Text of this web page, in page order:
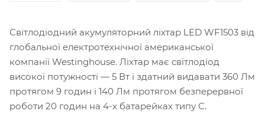
Світлодіодний акумуляторний ліхтар LED WF1503 від
глобальної електротехнічної американської
компанії Westinghousе. Ліхтар має світлодіод
високої потужності — 5 Вт і здатний видавати 360 Лм
протягом 9 годин і 140 Лм протягом безперервної
роботи 20 годин на 4-х батарейках типу С.